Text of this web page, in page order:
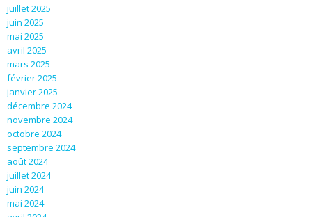
juillet 2025
juin 2025
mai 2025
avril 2025
mars 2025
février 2025
janvier 2025
décembre 2024
novembre 2024
octobre 2024
septembre 2024
août 2024
juillet 2024
juin 2024
mai 2024